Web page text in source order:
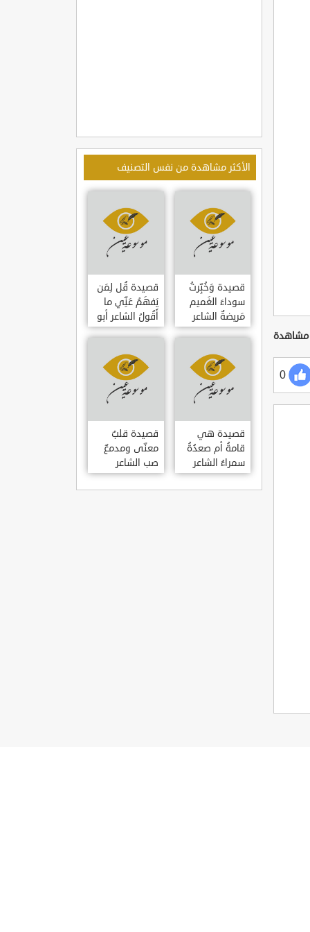
0
الأكثر مشاهدة من نفس التصنيف
قصيدة وَخُبِّرتُ
سوداءَ الغَميم
مَريضةٌ الشاعر
العوام بن عقبة
قصيدة قُل لِمَن
يَفهَمُ عَنِّي ما
أَقُولُ الشاعر أبو
حامد الغزالي
قصيدة هي
قامةُ أم صعدُةُ
سمراءُ الشاعر
سيف الدين
المشد
قصيدة قلبٌ
معنّى ومدمعٌ
صب الشاعر
سيف الدين
المشد